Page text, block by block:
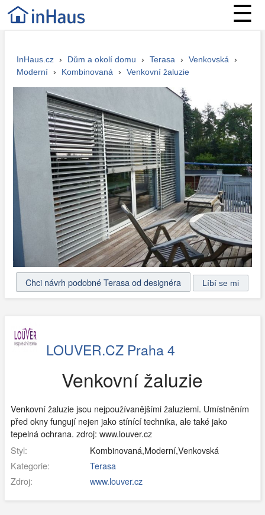
☰
InHaus.cz › Dům a okolí domu › Terasa › Venkovská
›
Moderní › Kombinovaná › Venkovní žaluzie
Chci návrh podobné Terasa od designéra
LOUVER.CZ Praha 4
Venkovní žaluzie
Venkovní žaluzie jsou nejpoužívanějšími žaluziemi. Umístněním
před okny fungují nejen jako stínící technika, ale také jako
tepelná ochrana. zdroj: www.louver.cz
Styl:
Kombinovaná,Moderní,Venkovská
Kategorie:
Terasa
Zdroj:
www.louver.cz